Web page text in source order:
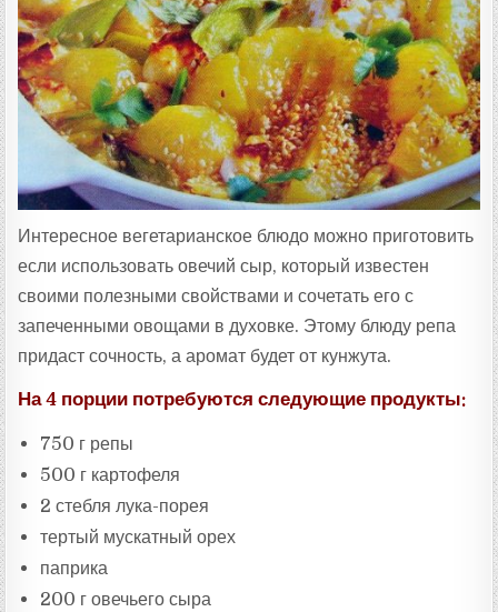
Интересное вегетарианское блюдо можно приготовить
если использовать овечий сыр, который известен
своими полезными свойствами и сочетать его с
запеченными овощами в духовке. Этому блюду репа
придаст сочность, а аромат будет от кунжута.
На 4 порции потребуются следующие продукты:
750 г репы
500 г картофеля
2 стебля лука-порея
тертый мускатный орех
паприка
200 г овечьего сыра